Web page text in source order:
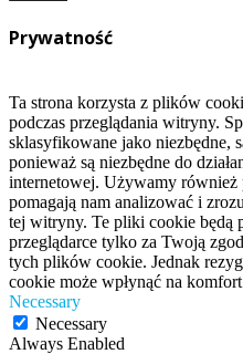
Prywatność
Ta strona korzysta z plików
podczas przeglądania witryny.
sklasyfikowane jako niezbędne,
ponieważ są niezbędne do
internetowej. Używamy
pomagają nam analizować i
tej witryny. Te pliki cookie będą
przeglądarce tylko za Twoją
tych plików cookie. Jednak
cookie może wpłynąć na
Necessary
Necessary
Always Enabled